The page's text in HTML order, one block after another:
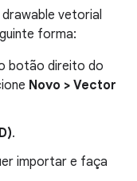
vetorial
forma:
botão direito do
Novo > Vector
.
importar e faça